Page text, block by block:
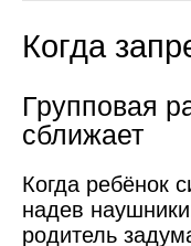
Когда
Групповая
сближает
Когда ребёнок
надев
родитель